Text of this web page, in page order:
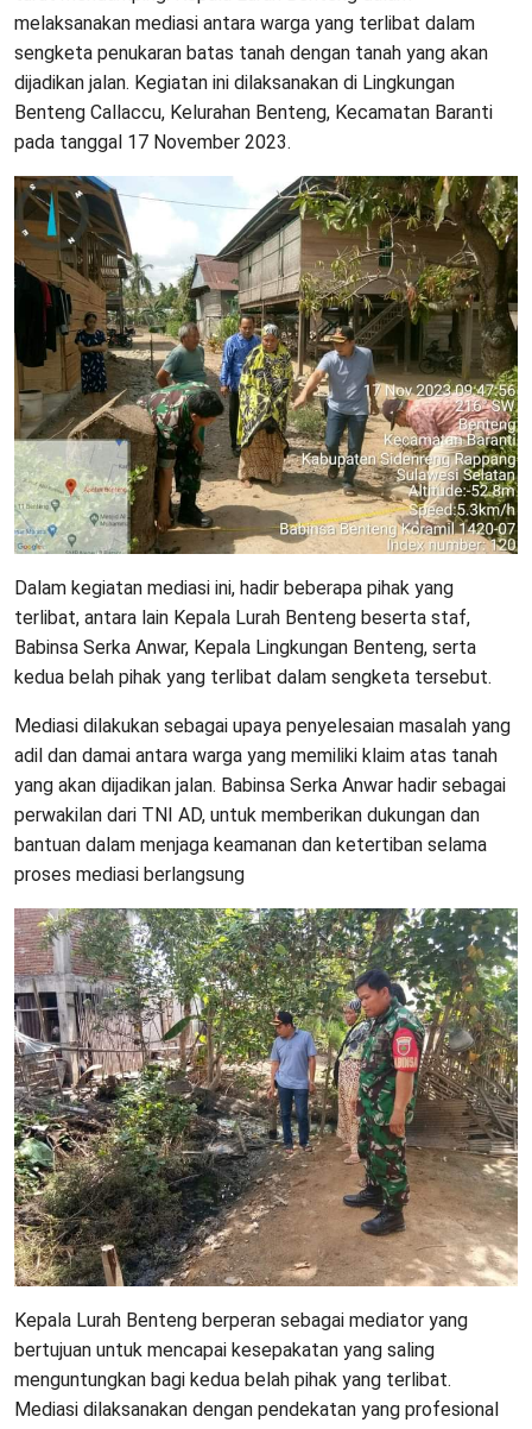
melaksanakan mediasi antara warga yang terlibat dalam
sengketa penukaran batas tanah dengan tanah yang akan
dijadikan jalan. Kegiatan ini dilaksanakan di Lingkungan
Benteng Callaccu, Kelurahan Benteng, Kecamatan Baranti
pada tanggal 17 November 2023.
Dalam kegiatan mediasi ini, hadir beberapa pihak yang
terlibat, antara lain Kepala Lurah Benteng beserta staf,
Babinsa Serka Anwar, Kepala Lingkungan Benteng, serta
kedua belah pihak yang terlibat dalam sengketa tersebut.
Mediasi dilakukan sebagai upaya penyelesaian masalah yang
adil dan damai antara warga yang memiliki klaim atas tanah
yang akan dijadikan jalan. Babinsa Serka Anwar hadir sebagai
perwakilan dari TNI AD, untuk memberikan dukungan dan
bantuan dalam menjaga keamanan dan ketertiban selama
proses mediasi berlangsung
Kepala Lurah Benteng berperan sebagai mediator yang
bertujuan untuk mencapai kesepakatan yang saling
menguntungkan bagi kedua belah pihak yang terlibat.
Mediasi dilaksanakan dengan pendekatan yang profesional